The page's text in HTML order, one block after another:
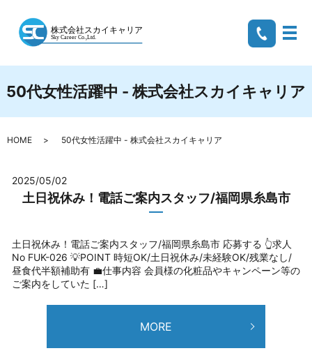
メ
50代女性活躍中 - 株式会社スカイキャリア
HOME 50代女性活躍中 - 株式会社スカイキャリア
2025/05/02
土日祝休み！電話ご案内スタッフ/福岡県糸島市
土日祝休み！電話ご案内スタッフ/福岡県糸島市 応募する 👆求人
No FUK-026 💡POINT 時短OK/土日祝休み/未経験OK/残業なし/
昼食代半額補助有 💼仕事内容 会員様の化粧品やキャンペーン等の
ご案内をしていた […]
MORE